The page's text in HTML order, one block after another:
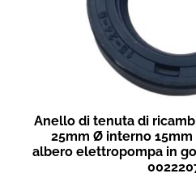
Anello di tenuta di
25mm Ø interno
albero elettropompa in